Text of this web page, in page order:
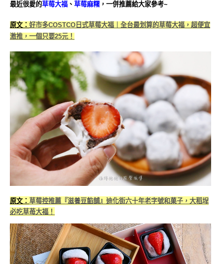
最近很愛的草莓大福 、 草莓麻糬 ，一併推薦給大家參考~
原文： 好市多COSTCO日式草莓大福｜全台最划算的草莓大福，超便宜
激推，一個只要25元！
原文： 草莓控推薦『滋養豆餡舖』迪化街六十年老字號和菓子，大稻埕
必吃草苺大福！